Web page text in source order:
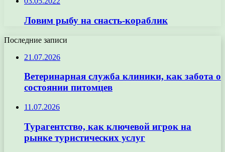
Ловим рыбу на снасть-кораблик
Последние записи
21.07.2026
Ветеринарная служба клиники, как забота о
состоянии питомцев
11.07.2026
Турагентство, как ключевой игрок на
рынке туристических услуг